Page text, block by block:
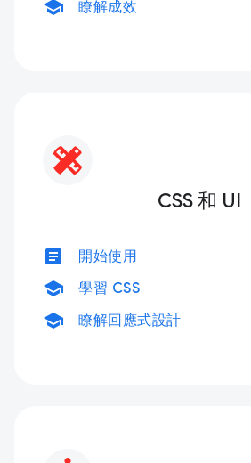
school 瞭解成效
CSS 和 UI
article 開始使用
school 學習 CSS
school 瞭解回應式設計